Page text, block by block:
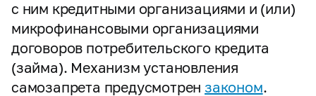
с ним кредитными организациями и (или)
микрофинансовыми организациями
договоров потребительского кредита
(займа). Механизм установления
самозапрета предусмотрен законом.